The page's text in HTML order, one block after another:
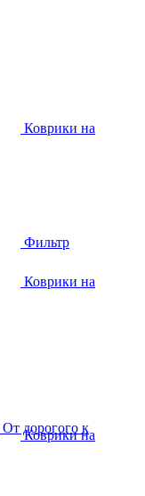
Коврики на
Коврики на
Коврики на
Фильтр
От дорогого к